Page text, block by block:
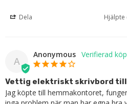
Dela Hjälpte
A
Anonymous
Vettig elektriskt skrivbord
Jag köpte till hemmakontoret,